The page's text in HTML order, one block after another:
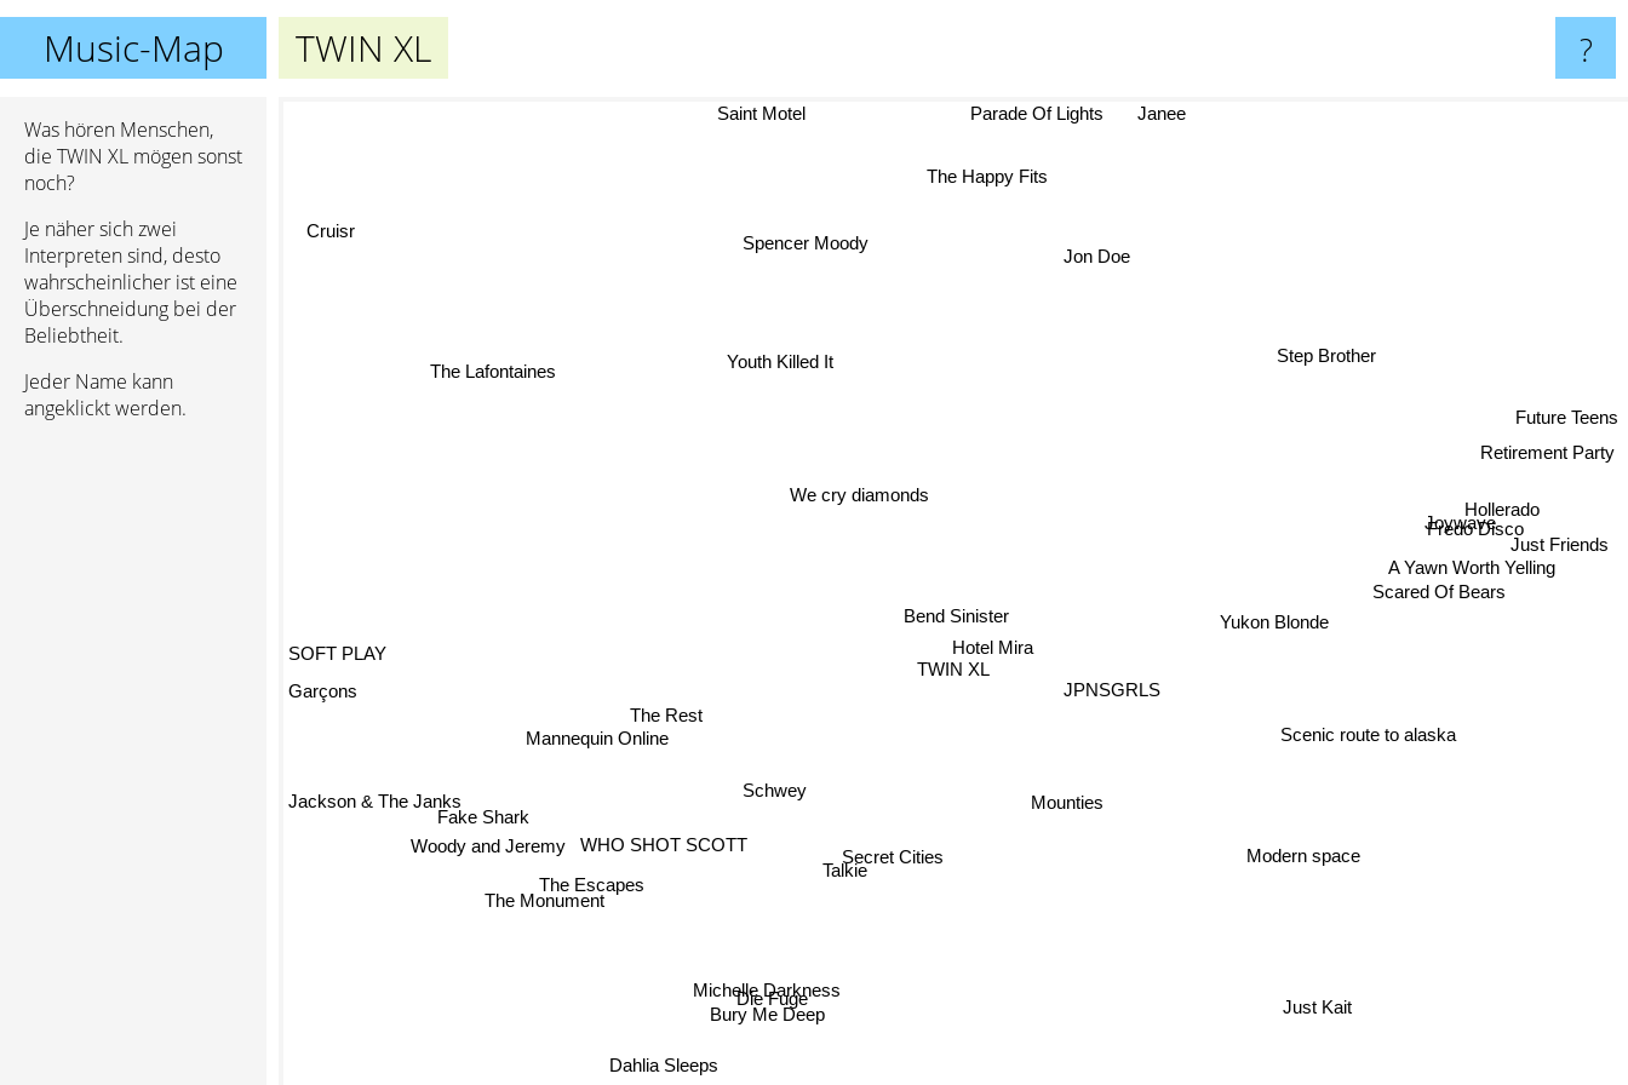
Music-Map TWIN XL ?
Was hören Menschen,
die TWIN XL mögen sonst
noch?
Je näher sich zwei
Interpreten sind, desto
wahrscheinlicher ist eine
Überschneidung bei der
Beliebtheit.
Jeder Name kann
angeklickt werden.
TWIN XL
Hotel Mira
Bend Sinister
Schwey
The Rest
Talkie
WHO SHOT SCOTT Secret Cities
JPNSGRLS
We cry diamonds
Mannequin Online
Mounties
The Escapes
Yukon Blonde
Modern space
Spencer Moody
Michelle Darkness
Die Fuge
The Monument
Fake Shark
Bury Me Deep
Jon Doe
Scenic route to alaska
Step Brother
Youth Killed It
Scared Of Bears
Just Kait
Joywave
Fredo Disco
The Happy Fits
A Yawn Worth Yelling
Dahlia Sleeps
Just Friends
Parade Of Lights
The Lafontaines
SOFT PLAY
Jackson & The Janks
Retirement Party
Hollerado
Woody and Jeremy
Saint Motel
Garçons
Janee
Future Teens
Cruisr